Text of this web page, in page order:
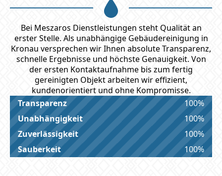
Bei Meszaros Dienstleistungen steht Qualität an
erster Stelle. Als unabhängige Gebäudereinigung in
Kronau versprechen wir Ihnen absolute Transparenz,
schnelle Ergebnisse und höchste Genauigkeit. Von
der ersten Kontaktaufnahme bis zum fertig
gereinigten Objekt arbeiten wir effizient,
kundenorientiert und ohne Kompromisse.
Transparenz
100%
Unabhängigkeit
100%
Zuverlässigkeit
100%
Sauberkeit
100%